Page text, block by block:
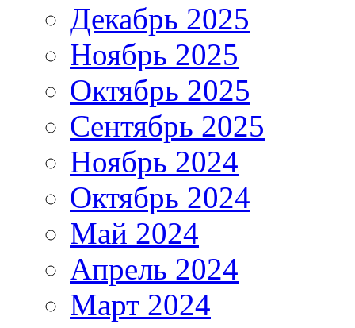
Декабрь 2025
Ноябрь 2025
Октябрь 2025
Сентябрь 2025
Ноябрь 2024
Октябрь 2024
Май 2024
Апрель 2024
Март 2024